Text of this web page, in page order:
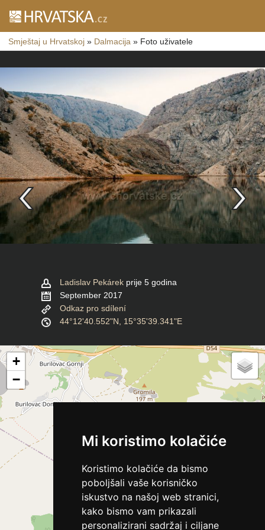
Mi koristimo kolačiće
Koristimo kolačiće da bismo
poboljšali vaše korisničko
iskustvo na našoj web stranici,
kako bismo vam prikazali
personalizirani sadržaj i ciljane
Smještaj u Hrvatskoj » Dalmacija » Foto uživatele
Ladislav Pekárek prije 5 godina
September 2017
Odkaz pro sdílení
44°12'40.552"N, 15°35'39.341"E
+
−